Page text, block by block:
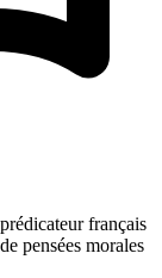
français
pensées morales